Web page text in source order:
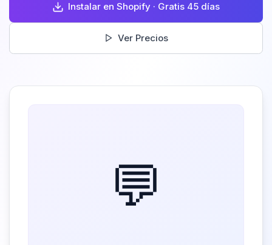
Instalar en Shopify · Gratis 45 días
Ver Precios
💬